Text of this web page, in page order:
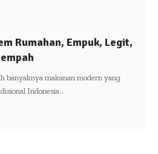
Rumahan, Empuk, Legit,
banyaknya makanan modern yang
Indonesia…